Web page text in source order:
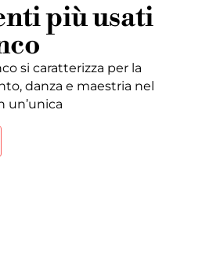
più usati
si caratterizza per la
danza e maestria nel
un’unica